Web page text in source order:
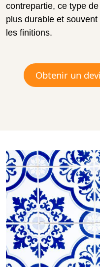
contrepartie, ce type
plus durable et
les finitions.
Obtenir un